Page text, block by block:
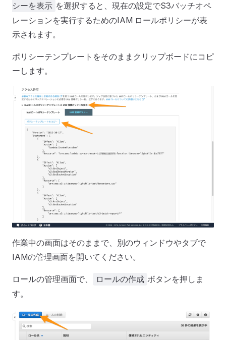
シーを表示 を選択すると、現在の設定でS3バッチオペ
レーションを実行するためのIAM ロールポリシーが表
示されます。
ポリシーテンプレートをそのままクリップボードにコピ
ーします。
作業中の画面はそのままで、別のウィンドウやタブで
IAMの管理画面を開いてください。
ロールの管理画面で、 ロールの作成 ボタンを押しま
す。